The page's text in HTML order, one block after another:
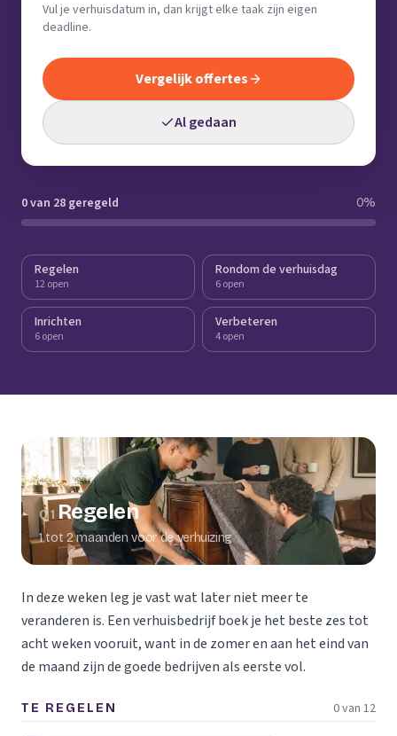
Vul je verhuisdatum in, dan krijgt elke taak zijn eigen
deadline.
Vergelijk offertes
Al gedaan
0 van 28 geregeld 0%
Regelen
12 open
Rondom de verhuisdag
6 open
Inrichten
6 open
Verbeteren
4 open
01 Regelen
1 tot 2 maanden voor de verhuizing
In deze weken leg je vast wat later niet meer te
veranderen is. Een verhuisbedrijf boek je het beste zes tot
acht weken vooruit, want in de zomer en aan het eind van
de maand zijn de goede bedrijven als eerste vol.
TE REGELEN 0 van 12